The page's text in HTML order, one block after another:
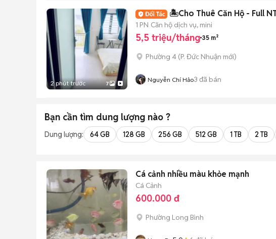
2 phút trước 7
🏝️Cho Thuê Căn Hộ - Full
1 PN Căn hộ dịch vụ, mini
5,5 triệu/tháng 35 m²
Phường 4 (P. Đức Nhuận mới)
Nguyễn Chí Hảo3 đã bán
Bạn cần tìm dung lượng nào ?
Dung lượng: 64 GB 128 GB 256 GB 512 GB 1 TB 2 TB
Cá cảnh nhiều màu khỏe mạnh
Cá Cảnh
600.000 đ
Phường Long Bình